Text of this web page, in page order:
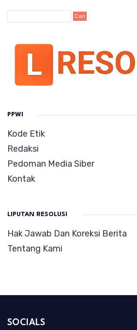
PPWI
Kode Etik
Redaksi
Pedoman Media Siber
Kontak
LIPUTAN RESOLUSI
Hak Jawab Dan Koreksi Berita
Tentang Kami
SOCIALS